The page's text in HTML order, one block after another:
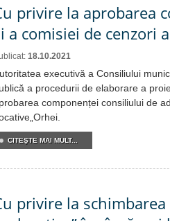
privire la aprobarea
a comisiei de cenzori
18.10.2021
executivă a Consiliului
a procedurii de elaborare a
componenței consiliului de
CITEŞTE MAI MULT...
privire la